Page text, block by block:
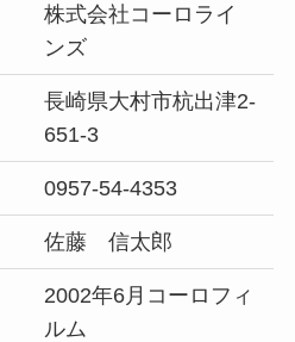
株式会社コーロライ
ンズ
長崎県大村市杭出津2-
651-3
0957-54-4353
佐藤 信太郎
2002年6月コーロフィ
ルム